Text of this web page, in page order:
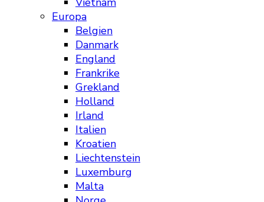
Europa
Belgien
Danmark
England
Frankrike
Grekland
Holland
Irland
Italien
Kroatien
Liechtenstein
Luxemburg
Malta